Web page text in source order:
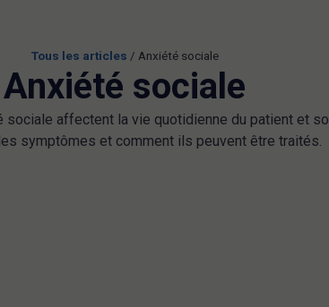
Tous les articles / Anxiété sociale
Anxiété sociale
sociale affectent la vie quotidienne du patient et
symptômes et comment ils peuvent être traités.